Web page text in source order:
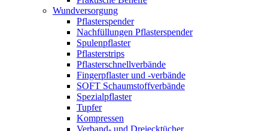
Wundversorgung
Pflasterspender
Nachfüllungen Pflasterspender
Spulenpflaster
Pflasterstrips
Pflasterschnellverbände
Fingerpflaster und -verbände
SOFT Schaumstoffverbände
Spezialpflaster
Tupfer
Kompressen
Verband- und Dreiecktücher